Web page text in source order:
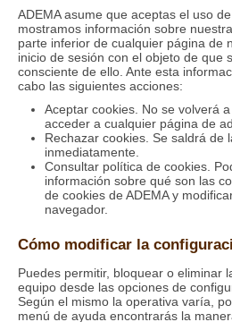
ADEMA asume que aceptas el uso
mostramos información sobre
parte inferior de cualquier página de
inicio de sesión con el objeto de que
consciente de ello. Ante esta
cabo las siguientes acciones:
Aceptar cookies. No se volverá
acceder a cualquier página de
Rechazar cookies. Se saldrá de
inmediatamente.
Consultar política de cookies.
información sobre qué son las
de cookies de ADEMA y
navegador.
Cómo modificar la
Puedes permitir, bloquear o eliminar
equipo desde las opciones de
Según el mismo la operativa varía,
menú de ayuda encontrarás la